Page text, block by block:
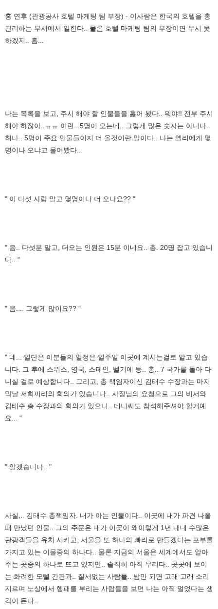
홍 연후 (관광공사 호텔 마케팅 팀 부장) - 이사람은 한국의 호텔을 총
관리하는 부서에서 일한다.. 물론 호텔 마케팅 팀의 부장이면 무시 못
하겠지.. 흠...
나는 목록을 보고, 주시 해야 할 인물들을 훓어 봤다.. 뭐야!! 전부 주시
해야 하잖아..ㅠㅠ 이런.. 5명이 오는데.. 그렇게 많은 숫자는 아니다..
허나.. 5명이 주요 인물들이지 더 올것이란 말이다.. 나는 엘리에게 몇
명이나 오냐고 물어봤다..
" 이 다섯 사람 말고 몇명이나 더 오나요?? "
" 음.. 다섯분 말고, 더오는 인원은 15분 이네요.. 총. 20명 잡고 있습니
다.. "
" 음.... 그렇게 많이요?? "
" 네... 일단은 이분들의 일정은 일주일 이곳에 계시는걸로 알고 있습
니다. 그 후에 스위스, 영국, 스페인, 벨기에 등.. 총.. 7 국가를 돌아 다
니실 걸로 예상합니다.. 그리고, 총 책임자이신 김태수 수장과는 마지
막날 저희끼리의 회의가 있습니다.. 사장님의 요청으로 그의 비서와
김태수 총 수장과의 회의가 있으니.. 데니씨도 참석해주셔야 할거예
요... "
" 알겠습니다.. "
사실,.. 김태수 총책임자. 내가 아는 인물이다.. 이곳에 내가 파견 나올
때 만났던 인물.. 그의 주문은 내가 이곳이 왜이렇게 1년 내내 수많은
관광객들을 유치 시키고, 서울을 또 하나의 빠리로 만들겠다는 포부를
가지고 있는 이물중의 하나다.. 물론 지금의 서울은 세계에서도 알아
주는 곳중의 하나로 뜨고 있지만.. 솔직히 아직 무리다.. 곳곳에 보이
는 화려한 모텔 간판과.. 질서없는 사람들.. 밤만 되면 고래 고래 소리
지르며 노상에서 행패를 부리는 사람들을 보면 나는 아직 멀었다는 생
각이 든다..